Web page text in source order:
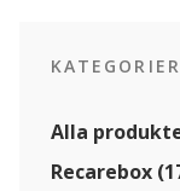
KATEGORIER
Alla
Recarebox